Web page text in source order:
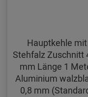
Hauptkehle mit
Stehfalz Zuschnitt
mm Länge 1
Aluminium
0,8 mm